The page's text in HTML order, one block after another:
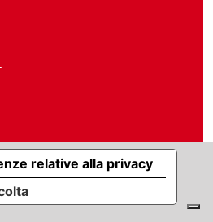
relative alla privacy